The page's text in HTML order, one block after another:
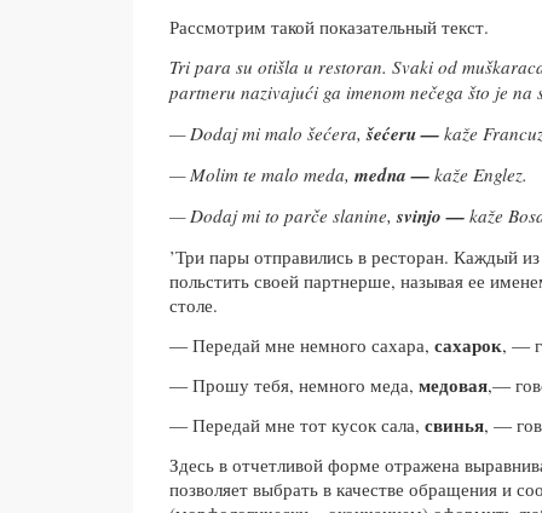
Рассмотрим такой показательный текст.
Tri para su otišla u restoran. Svaki od
partneru nazivajući ga imenom nečega što je na
— Dodaj mi malo šećera, šećeru — kaže
— Molim te malo meda, medna — kaže Englez.
— Dodaj mi to parče slanine, svinjo — kaže
’Три пары отправились в ресторан. Каждый
польстить своей партнерше, называя ее
столе.
— Передай мне немного сахара, сахарок, —
— Прошу тебя, немного меда, медовая,—
— Передай мне тот кусок сала, свинья, —
Здесь в отчетливой форме отражена
позволяет выбрать в качестве обращения и